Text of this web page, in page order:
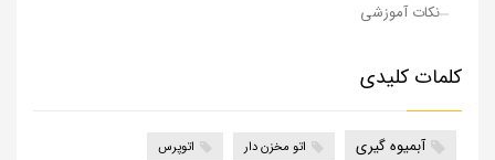
نکات آموزشی
کلمات کلیدی
آبمیوه گیری اتو مخزن دار اتوپرس